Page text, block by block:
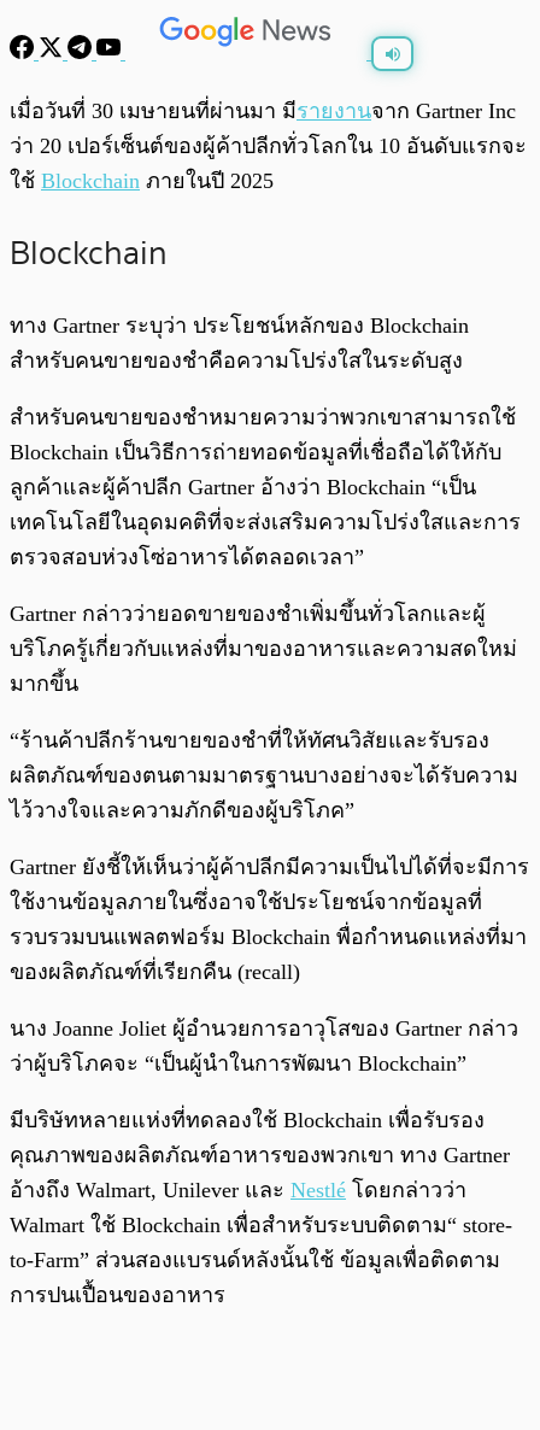
พร้อมเล่น
เมื่อวันที่ 30 เมษายนที่ผ่านมา มีรายงานจาก Gartner Inc
ว่า 20 เปอร์เซ็นต์ของผู้ค้าปลีกทั่วโลกใน 10 อันดับแรกจะ
ใช้ Blockchain ภายในปี 2025
Blockchain
ทาง Gartner ระบุว่า ประโยชน์หลักของ Blockchain
สำหรับคนขายของชำคือความโปร่งใสในระดับสูง
สำหรับคนขายของชำหมายความว่าพวกเขาสามารถใช้
Blockchain เป็นวิธีการถ่ายทอดข้อมูลที่เชื่อถือได้ให้กับ
ลูกค้าและผู้ค้าปลีก Gartner อ้างว่า Blockchain “เป็น
เทคโนโลยีในอุดมคติที่จะส่งเสริมความโปร่งใสและการ
ตรวจสอบห่วงโซ่อาหารได้ตลอดเวลา”
Gartner กล่าวว่ายอดขายของชำเพิ่มขึ้นทั่วโลกและผู้
บริโภครู้เกี่ยวกับแหล่งที่มาของอาหารและความสดใหม่
มากขึ้น
“ร้านค้าปลีกร้านขายของชำที่ให้ทัศนวิสัยและรับรอง
ผลิตภัณฑ์ของตนตามมาตรฐานบางอย่างจะได้รับความ
ไว้วางใจและความภักดีของผู้บริโภค”
Gartner ยังชี้ให้เห็นว่าผู้ค้าปลีกมีความเป็นไปได้ที่จะมีการ
ใช้งานข้อมูลภายในซึ่งอาจใช้ประโยชน์จากข้อมูลที่
รวบรวมบนแพลตฟอร์ม Blockchain พื่อกำหนดแหล่งที่มา
ของผลิตภัณฑ์ที่เรียกคืน (recall)
นาง Joanne Joliet ผู้อำนวยการอาวุโสของ Gartner กล่าว
ว่าผู้บริโภคจะ “เป็นผู้นำในการพัฒนา Blockchain”
มีบริษัทหลายแห่งที่ทดลองใช้ Blockchain เพื่อรับรอง
คุณภาพของผลิตภัณฑ์อาหารของพวกเขา ทาง Gartner
อ้างถึง Walmart, Unilever และ Nestlé โดยกล่าวว่า
Walmart ใช้ Blockchain เพื่อสำหรับระบบติดตาม“ store-
to-Farm” ส่วนสองแบรนด์หลังนั้นใช้ ข้อมูลเพื่อติดตาม
การปนเปื้อนของอาหาร